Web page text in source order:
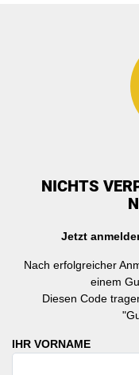
NICHTS
Jetzt
Nach erfolgreicher
einem
Diesen Code
IHR VORNAME